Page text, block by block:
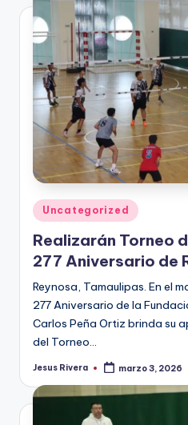
Publicado
en
Uncategorized
Realizarán Torneo
277 Aniversario de
Reynosa, Tamaulipas. En el
277 Aniversario de la
Carlos Peña Ortiz brinda su
del Torneo…
Publicado
Jesus Rivera marzo 3, 2026